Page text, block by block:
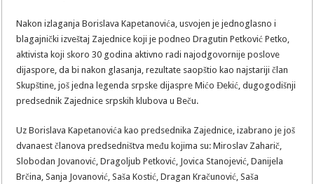
Nakon izlaganja Borislava Kapetanovića, usvojen je jednoglasno i
blagajnički izveštaj Zajednice koji je podneo Dragutin Petković Petko,
aktivista koji skoro 30 godina aktivno radi najodgovornije poslove
dijaspore, da bi nakon glasanja, rezultate saopštio kao najstariji član
Skupštine, još jedna legenda srpske dijaspre Mićo Đekić, dugogodišnji
predsednik Zajednice srpskih klubova u Beču.
Uz Borislava Kapetanovića kao predsednika Zajednice, izabrano je još
dvanaest članova predsedništva među kojima su: Miroslav Zaharič,
Slobodan Jovanović, Dragoljub Petković, Jovica Stanojević, Danijela
Brčina, Sanja Jovanović, Saša Kostić, Dragan Kračunović, Saša